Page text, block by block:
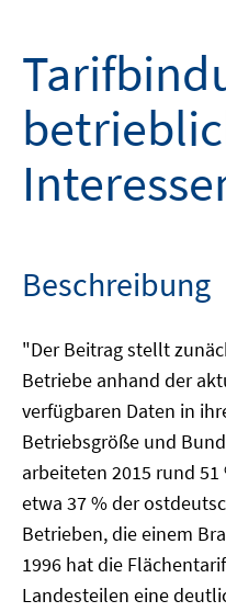
Beschreibung
"Der Beitrag stellt
Betriebe anhand der
verfügbaren Daten in
Betriebsgröße und
arbeiteten 2015 rund
etwa 37 % der
Betrieben, die einem
1996 hat die
Landesteilen eine